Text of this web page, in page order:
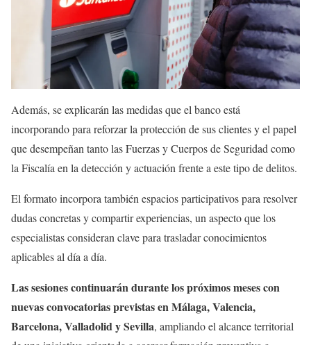
Además, se explicarán las medidas que el banco está
incorporando para reforzar la protección de sus clientes y el papel
que desempeñan tanto las Fuerzas y Cuerpos de Seguridad como
la Fiscalía en la detección y actuación frente a este tipo de delitos.
El formato incorpora también espacios participativos para resolver
dudas concretas y compartir experiencias, un aspecto que los
especialistas consideran clave para trasladar conocimientos
aplicables al día a día.
Las sesiones continuarán durante los próximos meses con
nuevas convocatorias previstas en Málaga, Valencia,
Barcelona, Valladolid y Sevilla, ampliando el alcance territorial